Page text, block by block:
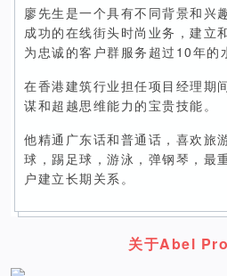
廖先生是一个具有不同背景和兴
成功的在线街头时尚业务，建立
为忠诚的客户群服务超过10年的
在香港建筑行业担任项目经理期
谋和超越思维能力的宝贵技能。
他精通广东话和普通话，喜欢旅
球，踢足球，游泳，弹钢琴，最
户建立长期关系。
关于Abel